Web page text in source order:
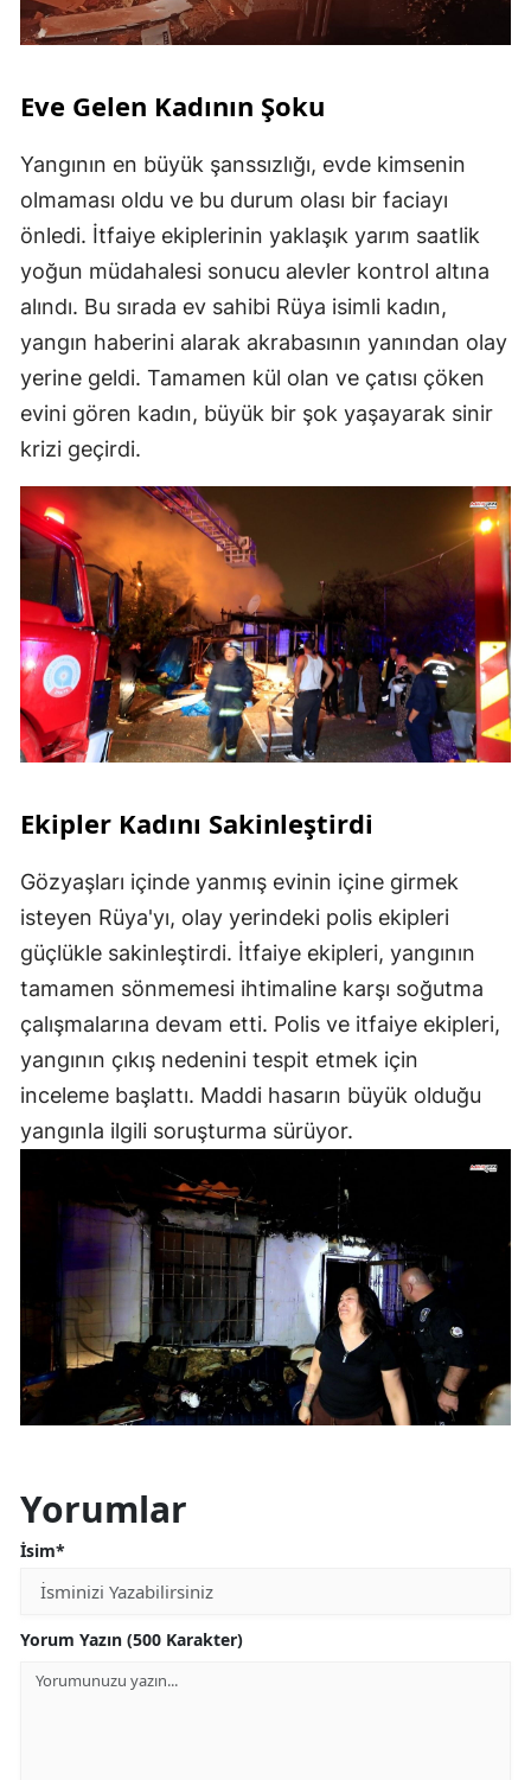
Eve Gelen Kadının Şoku
Yangının en büyük şanssızlığı, evde kimsenin
olmaması oldu ve bu durum olası bir faciayı
önledi. İtfaiye ekiplerinin yaklaşık yarım saatlik
yoğun müdahalesi sonucu alevler kontrol altına
alındı. Bu sırada ev sahibi Rüya isimli kadın,
yangın haberini alarak akrabasının yanından olay
yerine geldi. Tamamen kül olan ve çatısı çöken
evini gören kadın, büyük bir şok yaşayarak sinir
krizi geçirdi.
Ekipler Kadını Sakinleştirdi
Gözyaşları içinde yanmış evinin içine girmek
isteyen Rüya'yı, olay yerindeki polis ekipleri
güçlükle sakinleştirdi. İtfaiye ekipleri, yangının
tamamen sönmemesi ihtimaline karşı soğutma
çalışmalarına devam etti. Polis ve itfaiye ekipleri,
yangının çıkış nedenini tespit etmek için
inceleme başlattı. Maddi hasarın büyük olduğu
yangınla ilgili soruşturma sürüyor.
Yorumlar
İsim*
Yorum Yazın (500 Karakter)